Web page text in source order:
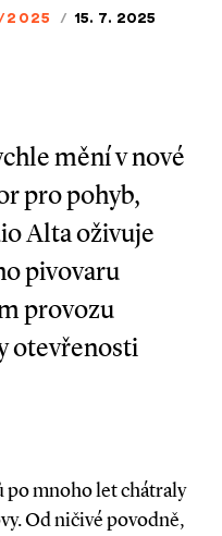
2025 / 15. 7. 2025
mění v nové
pro pohyb,
Alta oživuje
pivovaru
provozu
otevřenosti
po mnoho let chátraly
Od ničivé povodně,